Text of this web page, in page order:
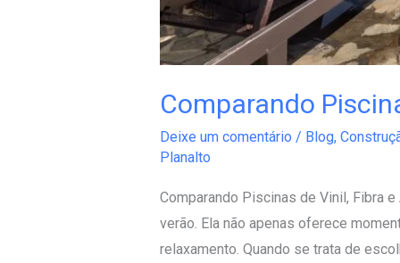
Comparando
Deixe um comentário / Blog,
Planalto
Comparando Piscinas de Vinil, Fibra
verão. Ela não apenas oferece
relaxamento. Quando se trata de